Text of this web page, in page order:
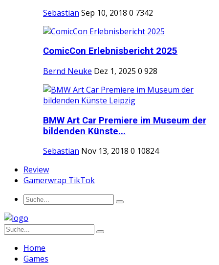
Sebastian Sep 10, 2018 0 7342
ComicCon Erlebnisbericht 2025
Bernd Neuke Dez 1, 2025 0 928
BMW Art Car Premiere im Museum der
bildenden Künste...
Sebastian Nov 13, 2018 0 10824
Review
Gamerwrap TikTok
Home
Games